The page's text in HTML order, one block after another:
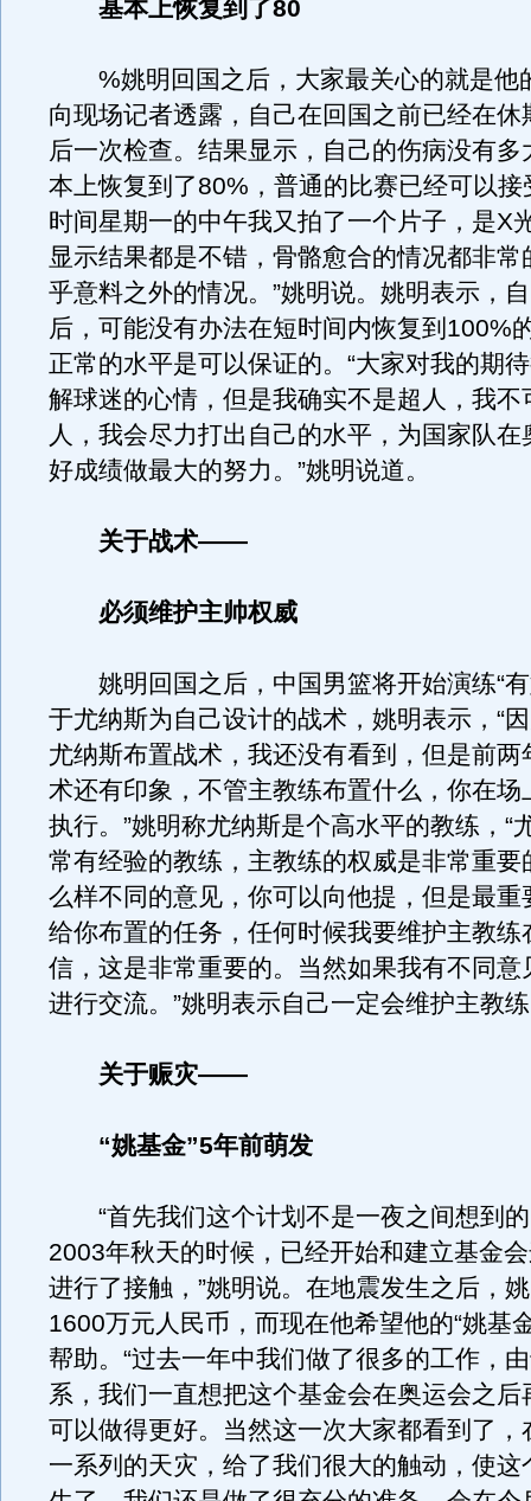
基本上恢复到了80
%姚明回国之后，大家最关心的就是他
向现场记者透露，自己在回国之前已经在休
后一次检查。结果显示，自己的伤病没有多
本上恢复到了80%，普通的比赛已经可以接
时间星期一的中午我又拍了一个片子，是X
显示结果都是不错，骨骼愈合的情况都非常
乎意料之外的情况。”姚明说。姚明表示，
后，可能没有办法在短时间内恢复到100%
正常的水平是可以保证的。“大家对我的期
解球迷的心情，但是我确实不是超人，我不
人，我会尽力打出自己的水平，为国家队在
好成绩做最大的努力。”姚明说道。
关于战术——
必须维护主帅权威
姚明回国之后，中国男篮将开始演练“有
于尤纳斯为自己设计的战术，姚明表示，“
尤纳斯布置战术，我还没有看到，但是前两
术还有印象，不管主教练布置什么，你在场
执行。”姚明称尤纳斯是个高水平的教练，“
常有经验的教练，主教练的权威是非常重要
么样不同的意见，你可以向他提，但是最重
给你布置的任务，任何时候我要维护主教练
信，这是非常重要的。当然如果我有不同意
进行交流。”姚明表示自己一定会维护主教
关于赈灾——
“姚基金”5年前萌发
“首先我们这个计划不是一夜之间想到的
2003年秋天的时候，已经开始和建立基金
进行了接触，”姚明说。在地震发生之后，
1600万元人民币，而现在他希望他的“姚基
帮助。“过去一年中我们做了很多的工作，
系，我们一直想把这个基金会在奥运会之后
可以做得更好。当然这一次大家都看到了，
一系列的天灾，给了我们很大的触动，使这